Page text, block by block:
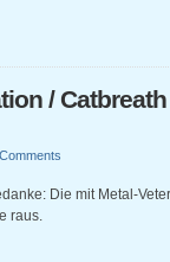
/
Die mit Metal-
raus.